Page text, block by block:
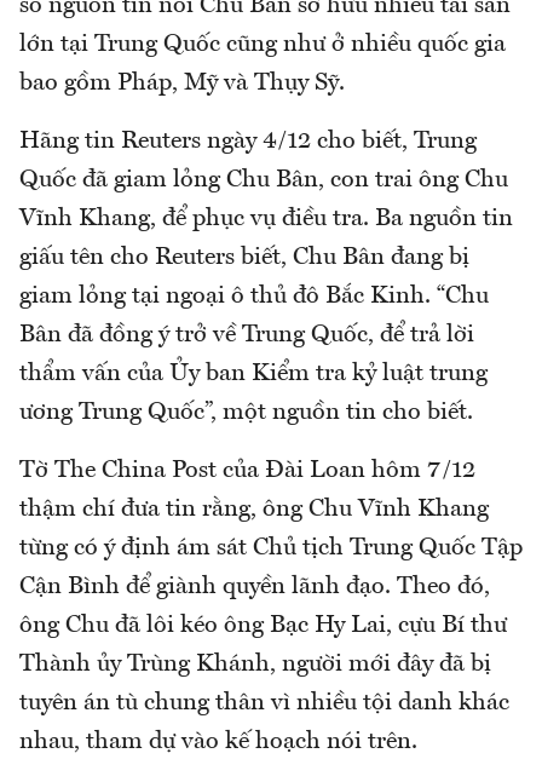
số nguồn tin nói Chu Bân sở hữu nhiều tài sản
lớn tại Trung Quốc cũng như ở nhiều quốc gia
bao gồm Pháp, Mỹ và Thụy Sỹ.
Hãng tin Reuters ngày 4/12 cho biết, Trung
Quốc đã giam lỏng Chu Bân, con trai ông Chu
Vĩnh Khang, để phục vụ điều tra. Ba nguồn tin
giấu tên cho Reuters biết, Chu Bân đang bị
giam lỏng tại ngoại ô thủ đô Bắc Kinh. “Chu
Bân đã đồng ý trở về Trung Quốc, để trả lời
thẩm vấn của Ủy ban Kiểm tra kỷ luật trung
ương Trung Quốc”, một nguồn tin cho biết.
Tờ The China Post của Đài Loan hôm 7/12
thậm chí đưa tin rằng, ông Chu Vĩnh Khang
từng có ý định ám sát Chủ tịch Trung Quốc Tập
Cận Bình để giành quyền lãnh đạo. Theo đó,
ông Chu đã lôi kéo ông Bạc Hy Lai, cựu Bí thư
Thành ủy Trùng Khánh, người mới đây đã bị
tuyên án tù chung thân vì nhiều tội danh khác
nhau, tham dự vào kế hoạch nói trên.